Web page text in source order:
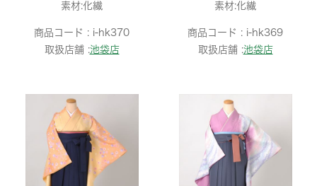
素材:化繊
商品コード : i-hk370
取扱店舗 :池袋店
素材:化繊
商品コード : i-hk369
取扱店舗 :池袋店